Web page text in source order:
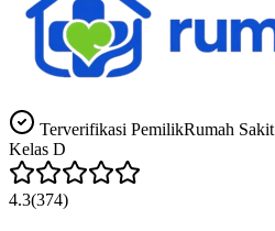
Terverifikasi PemilikRumah Sakit
Kelas D
4.3(374)